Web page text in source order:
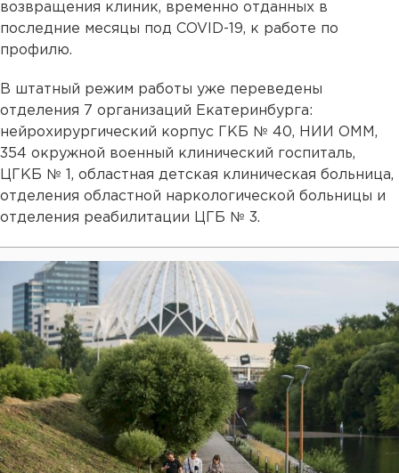
возвращения клиник, временно отданных в
последние месяцы под COVID-19, к работе по
профилю.
В штатный режим работы уже переведены
отделения 7 организаций Екатеринбурга:
нейрохирургический корпус ГКБ № 40, НИИ ОММ,
354 окружной военный клинический госпиталь,
ЦГКБ № 1, областная детская клиническая больница,
отделения областной наркологической больницы и
отделения реабилитации ЦГБ № 3.